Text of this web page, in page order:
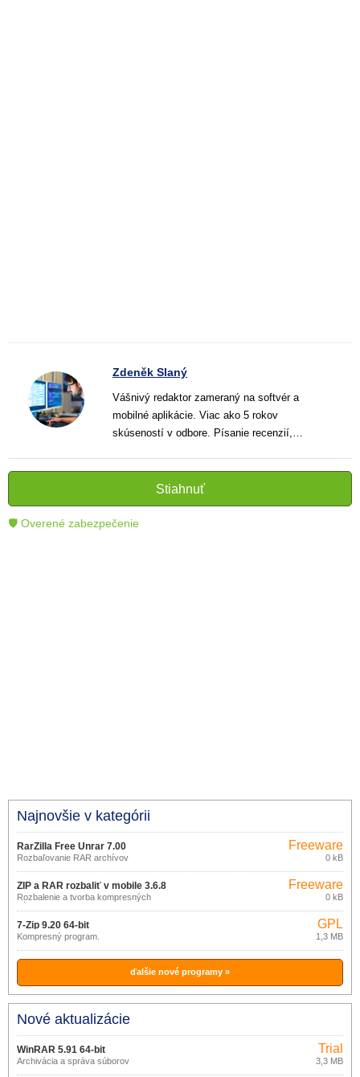
Zdeněk Slaný
Vášnivý redaktor zameraný na softvér a
mobilné aplikácie. Viac ako 5 rokov
skúseností v odbore. Písanie recenzií,
informatívnych textov, ktoré pomáhajú
čitateľom lepšie porozumieť a využiť moderné
technológie.
Stiahnuť
🛡 Overené zabezpečenie
Najnovšie v kategórii
RarZilla Free Unrar 7.00
Rozbaľovanie RAR archívov
Freeware
0 kB
ZIP a RAR rozbaliť v mobile 3.6.8
Rozbalenie a tvorba kompresných
súborov v mobile
Freeware
0 kB
7-Zip 9.20 64-bit
Kompresný program.
GPL
1,3 MB
ďalšie nové programy »
Nové aktualizácie
WinRAR 5.91 64-bit
Archivácia a správa súborov
Trial
3,3 MB